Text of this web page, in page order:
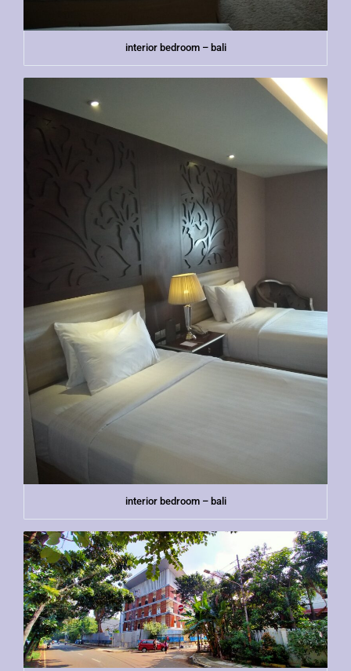
interior bedroom – bali
interior bedroom – bali